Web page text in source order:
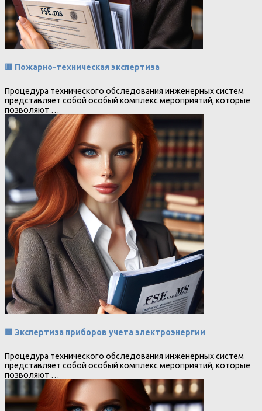
🟥 Пожарно-техническая экспертиза
Процедура технического обследования инженерных систем
представляет собой особый комплекс мероприятий, которые
позволяют …
🟩 Экспертиза приборов учета электроэнергии
Процедура технического обследования инженерных систем
представляет собой особый комплекс мероприятий, которые
позволяют …